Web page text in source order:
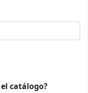
catálogo?